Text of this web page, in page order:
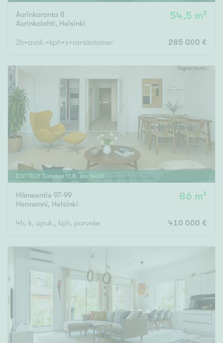
Aurinkoranta 8
Aurinkolahti, Helsinki
54,5 m²
2h+avok.+kph+s+ranskalainen parv. 285 000 €
ESITTELY Tiistaina 11 .8. klo 14:00
Hämeentie 97-99
Hermanni, Helsinki
86 m²
4h, k, apuk., kph, parveke 410 000 €